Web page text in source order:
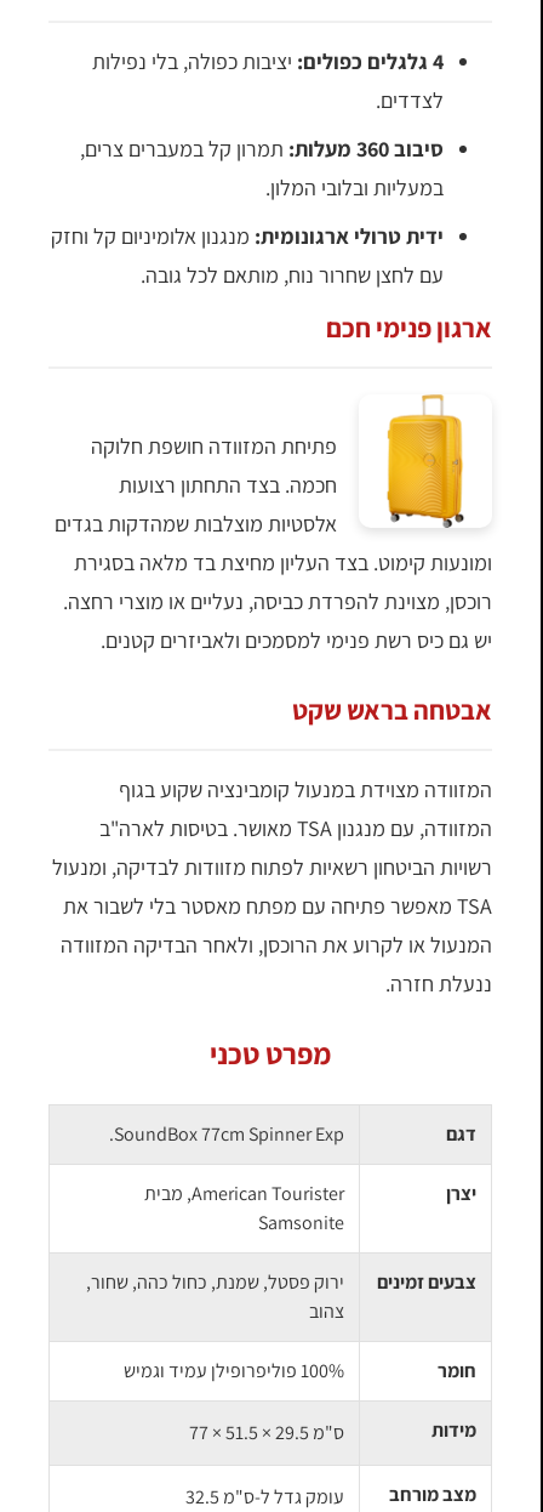
4 גלגלים כפולים:
יציבות כפולה, בלי נפילות
לצדדים.
סיבוב 360 מעלות:
תמרון קל במעברים צרים,
במעליות ובלובי המלון.
ידית טרולי ארגונומית:מנגנון אלומיניום קל וחזק
עם לחצן שחרור נוח, מותאם לכל גובה.
ארגון פנימי חכם
פתיחת המזוודה חושפת חלוקה
חכמה. בצד התחתון רצועות
אלסטיות מוצלבות שמהדקות בגדים
ומונעות קימוט. בצד העליון מחיצת בד מלאה בסגירת
רוכסן, מצוינת להפרדת כביסה, נעליים או מוצרי רחצה.
יש גם כיס רשת פנימי למסמכים ולאביזרים קטנים.
אבטחה בראש שקט
המזוודה מצוידת במנעול קומבינציה שקוע בגוף
המזוודה, עם מנגנון TSA מאושר. בטיסות לארה"ב
רשויות הביטחון רשאיות לפתוח מזוודות לבדיקה, ומנעול
TSA מאפשר פתיחה עם מפתח מאסטר בלי לשבור את
המנעול או לקרוע את הרוכסן, ולאחר הבדיקה המזוודה
ננעלת חזרה.
מפרט טכני
דגם SoundBox 77cm Spinner Exp.
יצרן
American Tourister, מבית
Samsonite
צבעים זמינים
ירוק פסטל, שמנת, כחול כהה, שחור,
צהוב
חומר 100% פוליפרופילן עמיד וגמיש
מידות 77 × 51.5 × 29.5 ס"מ
מצב מורחב עומק גדל ל-32.5 ס"מ